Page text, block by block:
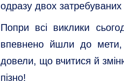
одразу двох затребуваних
Попри всі виклики
впевнено йшли до мети,
довели, що вчитися й
пізно!